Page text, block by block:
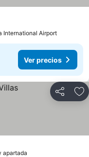
International Airport
Ver precios
Compartir
apartada